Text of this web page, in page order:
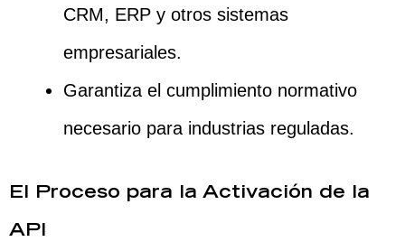
CRM, ERP y otros sistemas
empresariales.
Garantiza el cumplimiento normativo
necesario para industrias reguladas.
El Proceso para la Activación de la
API